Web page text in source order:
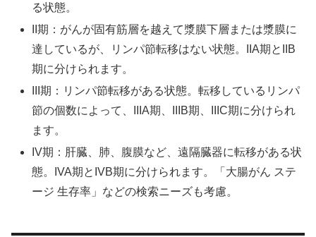
る状態。
II期：がんが固有筋層を越えて漿膜下層または漿膜に
達しているが、リンパ節転移はない状態。IIA期とIIB
期に分けられます。
III期：リンパ節転移がある状態。転移しているリンパ
節の個数によって、IIIA期、IIIB期、IIIC期に分けられ
ます。
IV期：肝臓、肺、腹膜など、遠隔臓器に転移がある状
態。IVA期とIVB期に分けられます。「大腸がん ステ
ージ 生存率」などの検索ニーズも考慮。